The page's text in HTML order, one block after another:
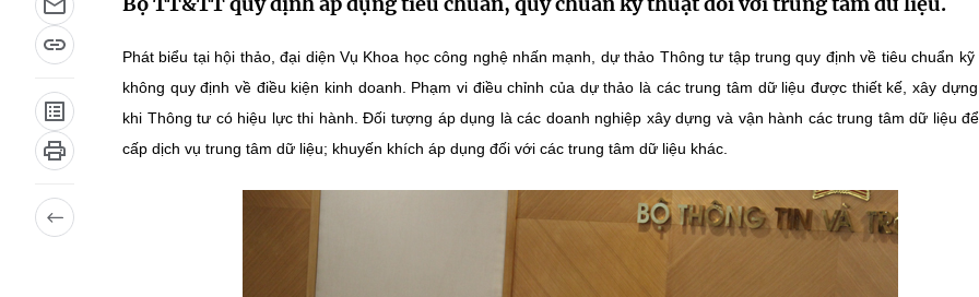
Phát biểu tại hội thảo, đại diện Vụ Khoa học công nghệ nhấn mạnh, dự thảo Thông tư tập trung quy định về tiêu chuẩn kỹ
không quy định về điều kiện kinh doanh. Phạm vi điều chỉnh của dự thảo là các trung tâm dữ liệu được thiết kế, xây
khi Thông tư có hiệu lực thi hành. Đối tượng áp dụng là các doanh nghiệp xây dựng và vận hành các trung tâm dữ liệu
cấp dịch vụ trung tâm dữ liệu; khuyến khích áp dụng đối với các trung tâm dữ liệu khác.